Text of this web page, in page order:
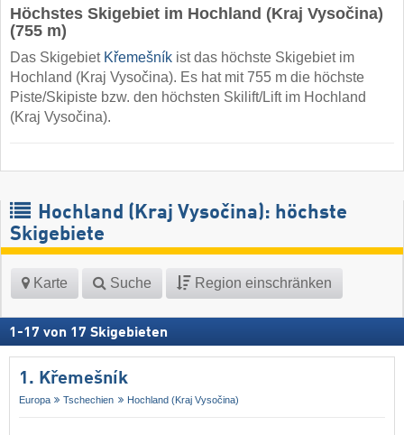
Höchstes Skigebiet im Hochland (Kraj Vysočina)
(755 m)
Das Skigebiet Křemešník ist das höchste Skigebiet im
Hochland (Kraj Vysočina). Es hat mit 755 m die höchste
Piste/Skipiste bzw. den höchsten Skilift/Lift im Hochland
(Kraj Vysočina).
Hochland (Kraj Vysočina): höchste
Skigebiete
Karte Suche Region einschränken
1 -17 von 17 Skigebieten
1. Křemešník
Europa Tschechien Hochland (Kraj Vysočina)